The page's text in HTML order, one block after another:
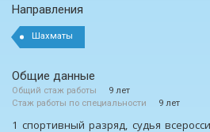
Направления
Шахматы
Общие данные
Общий стаж работы
9 лет
Стаж работы по специальности
9 лет
1 спортивный разряд, судья